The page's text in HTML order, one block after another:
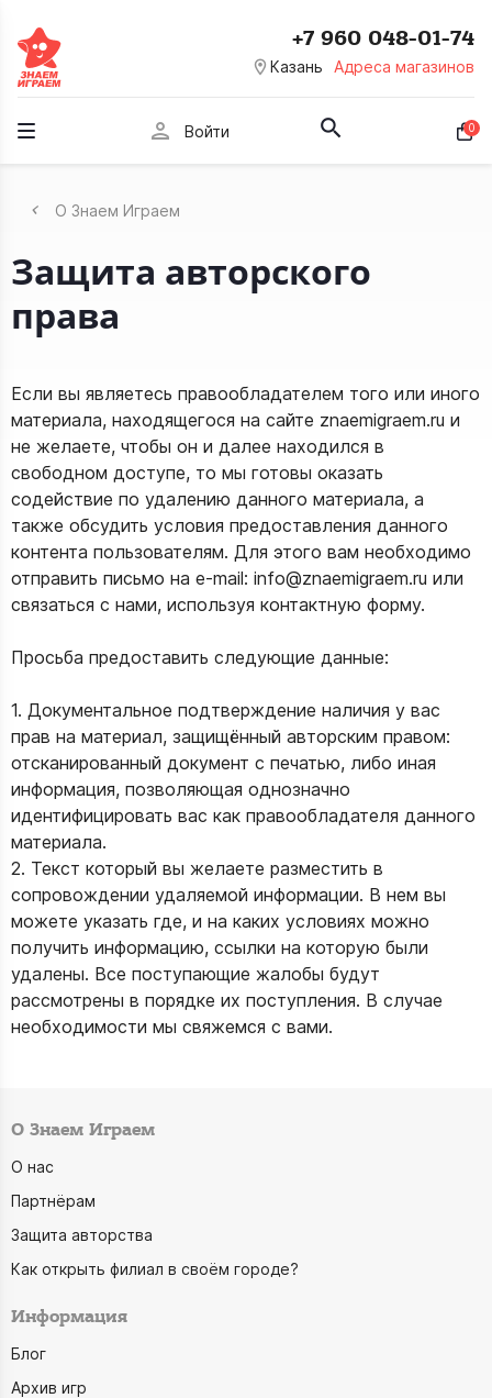
room Казань Адреса магазинов
+7 960 048-01-74
person Войти 0
О Знаем Играем
Защита авторского
права
Если вы являетесь правообладателем того или иного
материала, находящегося на сайте znaemigraem.ru и
не желаете, чтобы он и далее находился в
свободном доступе, то мы готовы оказать
содействие по удалению данного материала, а
также обсудить условия предоставления данного
контента пользователям. Для этого вам необходимо
отправить письмо на e-mail: info@znaemigraem.ru или
связаться с нами, используя контактную форму.
Просьба предоставить следующие данные:
1. Документальное подтверждение наличия у вас
прав на материал, защищённый авторским правом:
отсканированный документ с печатью, либо иная
информация, позволяющая однозначно
идентифицировать вас как правообладателя данного
материала.
2. Текст который вы желаете разместить в
сопровождении удаляемой информации. В нем вы
можете указать где, и на каких условиях можно
получить информацию, ссылки на которую были
удалены. Все поступающие жалобы будут
рассмотрены в порядке их поступления. В случае
необходимости мы свяжемся с вами.
О Знаем Играем
О нас
Партнёрам
Защита авторства
Как открыть филиал в своём городе?
Информация
Блог
Архив игр